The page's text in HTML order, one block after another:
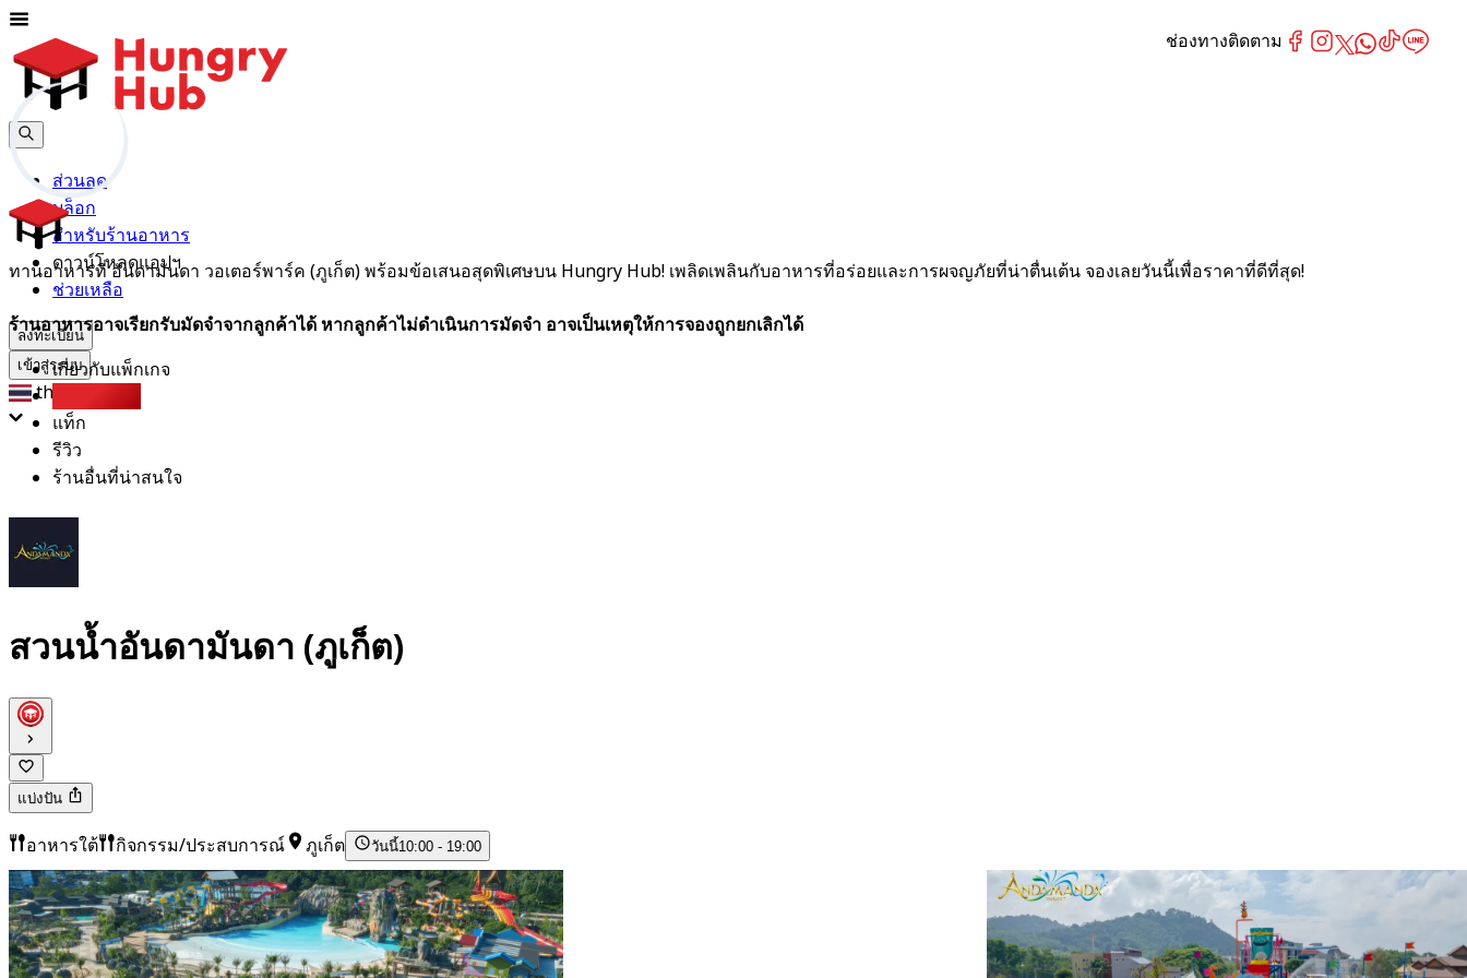
ส่วนลด
บล็อก
สำหรับร้านอาหาร
ดาวน์โหลดแอปฯ
ช่วยเหลือ
ลงทะเบียน
เข้าสู่ระบบ
th
ทานอาหารที่ อันดามันดา วอเตอร์พาร์ค (ภูเก็ต) พร้อมข้อเสนอสุดพิเศษบน Hungry Hub! เพลิดเพลินกับอาหารที่อร่อยและการผจญภัยที่น่าตื่นเต้น จองเลยวันนี้เพื่อราคาที่ดีที่สุด!
ร้านอาหารอาจเรียกรับมัดจำจากลูกค้าได้ หากลูกค้าไม่ดำเนินการมัดจำ อาจเป็นเหตุให้การจองถูกยกเลิกได้
เกี่ยวกับแพ็กเกจ
แท็ก
รีวิว
ร้านอื่นที่น่าสนใจ
สวนน้ำอันดามันดา (ภูเก็ต)
แบ่งปัน
อาหารใต้ กิจกรรม/ประสบการณ์ ภูเก็ต วันนี้10:00 - 19:00
ช่องทางติดตาม